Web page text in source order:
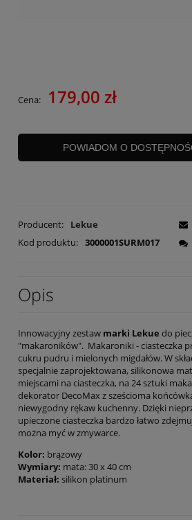
Cena: 179,00 zł
POWIADOM O
Producent:
Lekue
Kod produktu: 3000001SURM017
Opis
Innowacyjny zestaw marki Lekue do
"makaroników". Makaroniki - ciasteczka
cukru pudru i mielonych migdałów. W
specjalnie zaprojektowana, silikonowa
miejscami na ciasteczka, na 24 sztuki
dekorator DecoMax z sześcioma
niewygodny rękaw kuchenny. Dzięki
upieczone ciasteczka bardzo łatwo
można myć w zmywarce.
Kolor: brązowy
Wymiary: mata: 30 x 40 cm
Materiał: silikon platinum